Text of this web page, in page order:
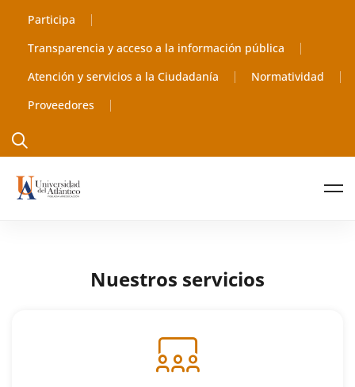
Participa
Transparencia y acceso a la información pública
Atención y servicios a la Ciudadanía
Normatividad
Proveedores
Nuestros servicios